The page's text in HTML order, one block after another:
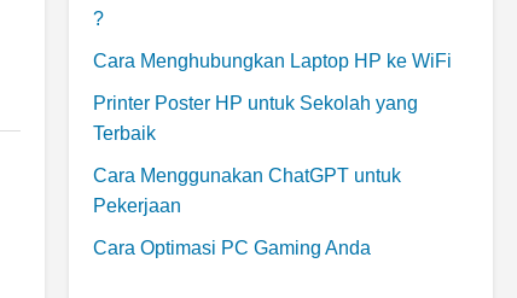
?
Cara Menghubungkan Laptop HP ke WiFi
Printer Poster HP untuk Sekolah yang
Terbaik
Cara Menggunakan ChatGPT untuk
Pekerjaan
Cara Optimasi PC Gaming Anda